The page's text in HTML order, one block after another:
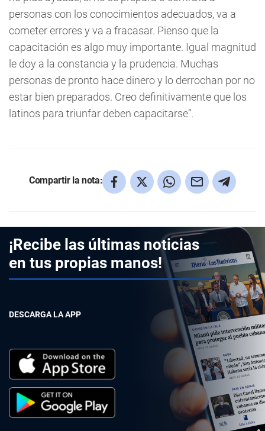
personas con los conocimientos adecuados, va a
cometer errores y va a fracasar. Pienso que la
capacitación es algo muy importante. Igual magnitud
le doy a la constancia y la prudencia. Muchas
personas de pronto hace dinero y lo derrochan por no
estar bien preparados. Creo definitivamente que los
latinos para triunfar deben capacitarse”.
Compartir la nota:
¡Recibe las últimas noticias
en tus propias manos!
DESCARGA LA APP